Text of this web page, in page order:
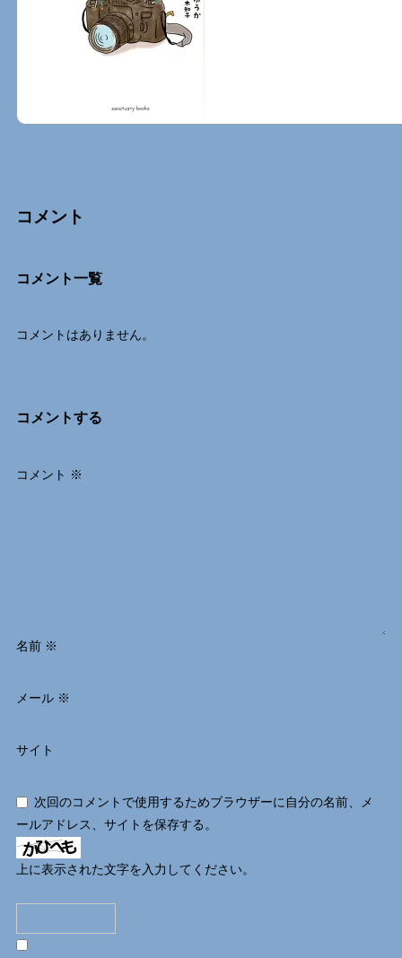
コメント
コメント一覧
コメントはありません。
コメントする
コメント ※
名前 ※
メール ※
サイト
次回のコメントで使用するためブラウザーに自分の名前、メ
ールアドレス、サイトを保存する。
上に表示された文字を入力してください。